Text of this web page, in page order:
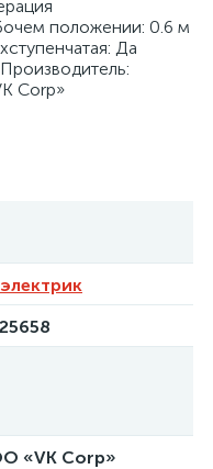
положении: 0.6 м
Да
Corp»
«VK Corp»